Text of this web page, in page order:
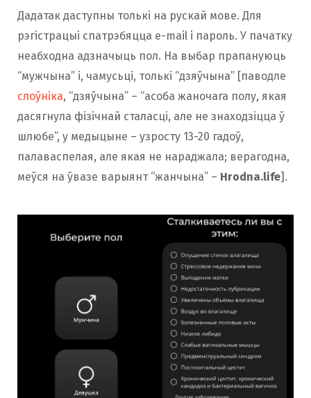
Распрацоўку Галіны Лазуты прадставілі на
рэспубліканскім конкурсе інавацыйных
праектаў. Арганізатар конкурсу –
Дзяржаўны камітэт па навуцы і тэхналогіях з
удзелам Міністэрства адукацыі,
Нацыянальнай акадэміі навук, Беларускага
інавацыйнага фонду і БРСМ.
Дадатак даступны толькі на рускай мове. Для
рэгістрацыі спатрэбяцца e-mail і пароль. У пачатку
неабходна адзначыць пол. На выбар прапануюць
“мужчына” і, чамусьці, толькі “дзяўчына” [паводле
слоўніка, “дзяўчына” – “асоба жаночага полу, якая
дасягнула фізічнай сталасці, але не знаходзіцца ў
шлюбе”, у медыцыне – узросту 13-20 гадоў,
палаваспелая, але якая не нараджала; верагодна,
меўся на ўвазе варыянт “жанчына” – Hrodna.life].